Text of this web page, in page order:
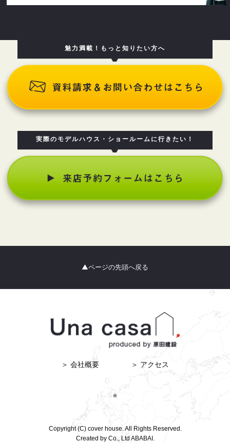
魅力満載！もっと知りたい方へ
実際のモデルハウス・ショールームに行きたい！
▲ページの先頭へ戻る
＞ 会社概要 ＞ アクセス
Copyright (C) cover house. All Rights Reserved.
Created by Co., LtdABABAI.